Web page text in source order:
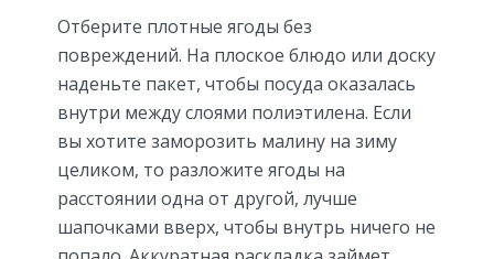
Отберите плотные ягоды без
повреждений. На плоское блюдо или доску
наденьте пакет, чтобы посуда оказалась
внутри между слоями полиэтилена. Если
вы хотите заморозить малину на зиму
целиком, то разложите ягоды на
расстоянии одна от другой, лучше
шапочками вверх, чтобы внутрь ничего не